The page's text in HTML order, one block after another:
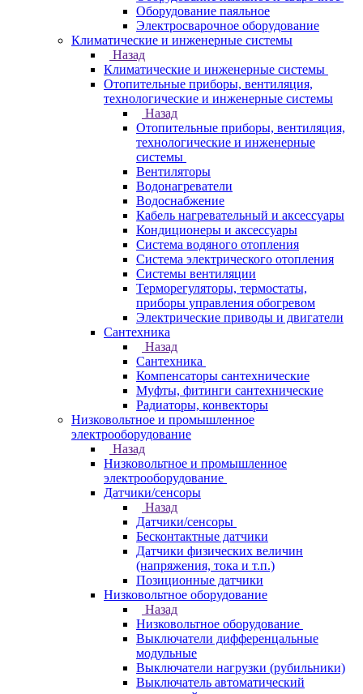
Оборудование паяльное
Электросварочное оборудование
Климатические и инженерные системы
Назад
Климатические и инженерные системы
Отопительные приборы, вентиляция,
технологические и инженерные системы
Назад
Отопительные приборы, вентиляция,
технологические и инженерные
системы
Вентиляторы
Водонагреватели
Водоснабжение
Кабель нагревательный и аксессуары
Кондиционеры и аксессуары
Система водяного отопления
Система электрического отопления
Системы вентиляции
Терморегуляторы, термостаты,
приборы управления обогревом
Электрические приводы и двигатели
Сантехника
Назад
Сантехника
Компенсаторы сантехнические
Муфты, фитинги сантехнические
Радиаторы, конвекторы
Низковольтное и промышленное
электрооборудование
Назад
Низковольтное и промышленное
электрооборудование
Датчики/сенсоры
Назад
Датчики/сенсоры
Бесконтактные датчики
Датчики физических величин
(напряжения, тока и т.п.)
Позиционные датчики
Низковольтное оборудование
Назад
Низковольтное оборудование
Выключатели дифференцальные
модульные
Выключатели нагрузки (рубильники)
Выключатель автоматический